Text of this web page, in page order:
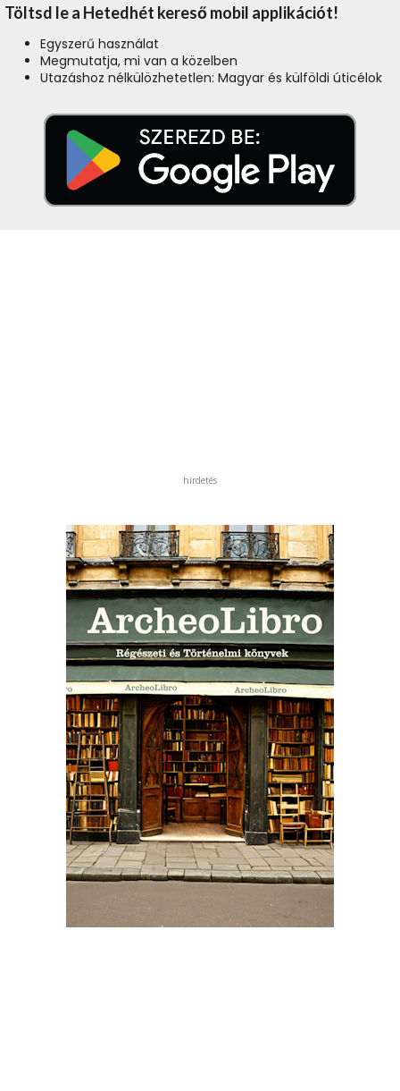
Töltsd le a Hetedhét kereső mobil applikációt!
Egyszerű használat
Megmutatja, mi van a közelben
Utazáshoz nélkülözhetetlen: Magyar és külföldi úticélok
hirdetés